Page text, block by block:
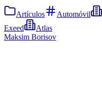
Artículos Automóvil
Exeed
Atlas
Maksim Borisov